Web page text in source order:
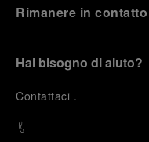
Rimanere in contatto
Hai bisogno di aiuto?
Contattaci .